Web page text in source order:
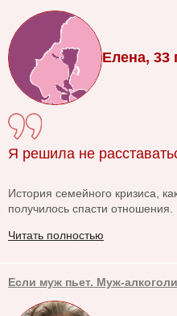
Елена, 33
Я решила не
История семейного кризиса,
получилось спасти отношения.
Читать полностью
Если муж пьет. Муж-